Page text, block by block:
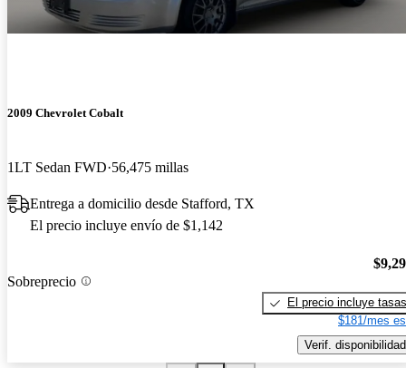
2009 Chevrolet Cobalt
1LT Sedan FWD 56,475 millas
Entrega a domicilio desde Stafford, TX
El precio incluye envío de $1,142
Sobreprecio
El precio incluye tasas
$181/mes
Verif. disponibilidad